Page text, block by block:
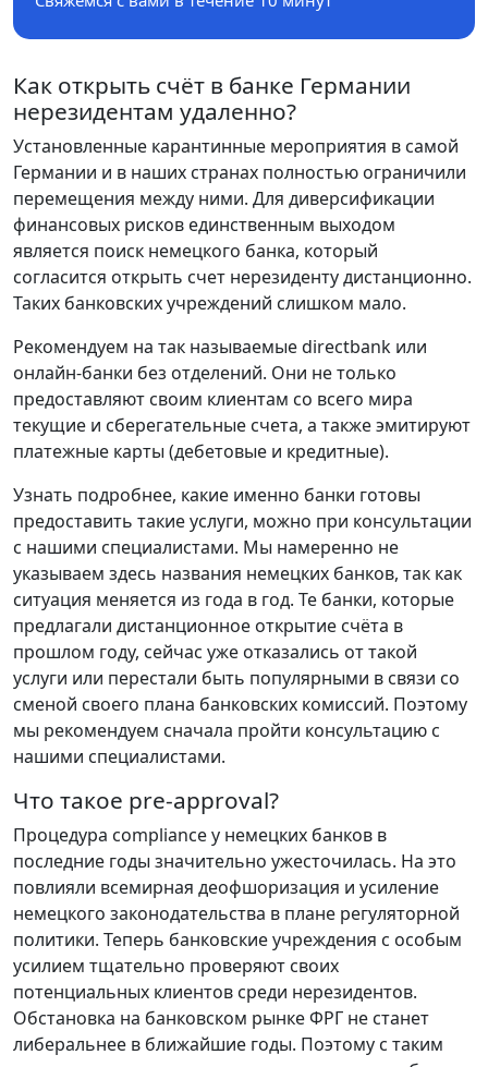
Как открыть счёт в банке Германии
нерезидентам удаленно?
Установленные карантинные мероприятия в самой
Германии и в наших странах полностью ограничили
перемещения между ними. Для диверсификации
финансовых рисков единственным выходом
является поиск немецкого банка, который
согласится открыть счет нерезиденту дистанционно.
Таких банковских учреждений слишком мало.
Рекомендуем на так называемые directbank или
онлайн-банки без отделений. Они не только
предоставляют своим клиентам со всего мира
текущие и сберегательные счета, а также эмитируют
платежные карты (дебетовые и кредитные).
Узнать подробнее, какие именно банки готовы
предоставить такие услуги, можно при консультации
с нашими специалистами. Мы намеренно не
указываем здесь названия немецких банков, так как
ситуация меняется из года в год. Те банки, которые
предлагали дистанционное открытие счёта в
прошлом году, сейчас уже отказались от такой
услуги или перестали быть популярными в связи со
сменой своего плана банковских комиссий. Поэтому
мы рекомендуем сначала пройти консультацию с
нашими специалистами.
Что такое pre-approval?
Процедура compliance у немецких банков в
последние годы значительно ужесточилась. На это
повлияли всемирная деофшоризация и усиление
немецкого законодательства в плане регуляторной
политики. Теперь банковские учреждения с особым
усилием тщательно проверяют своих
потенциальных клиентов среди нерезидентов.
Обстановка на банковском рынке ФРГ не станет
либеральнее в ближайшие годы. Поэтому с таким